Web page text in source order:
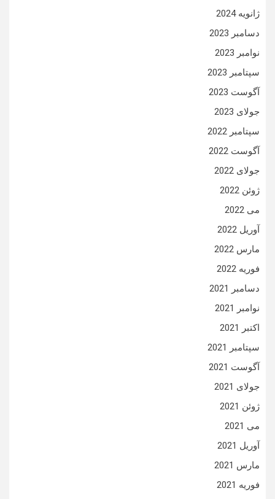
ژانویه 2024
دسامبر 2023
نوامبر 2023
سپتامبر 2023
آگوست 2023
جولای 2023
سپتامبر 2022
آگوست 2022
جولای 2022
ژوئن 2022
می 2022
آوریل 2022
مارس 2022
فوریه 2022
دسامبر 2021
نوامبر 2021
اکتبر 2021
سپتامبر 2021
آگوست 2021
جولای 2021
ژوئن 2021
می 2021
آوریل 2021
مارس 2021
فوریه 2021